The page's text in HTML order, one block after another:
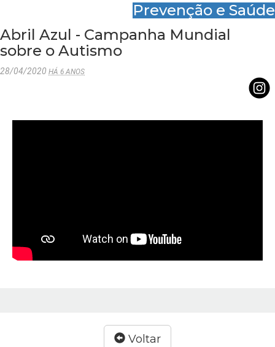
Prevenção e Saúde
Abril Azul - Campanha Mundial
sobre o Autismo
28/04/2020 HÁ 6 ANOS
Voltar